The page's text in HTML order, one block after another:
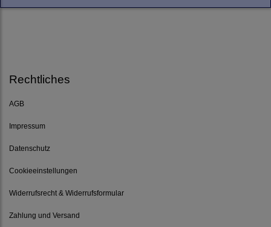
Rechtliches
AGB
Impressum
Datenschutz
Cookieeinstellungen
Widerrufsrecht & Widerrufsformular
Zahlung und Versand